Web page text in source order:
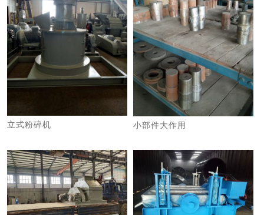
立式粉碎机 小部件大作用